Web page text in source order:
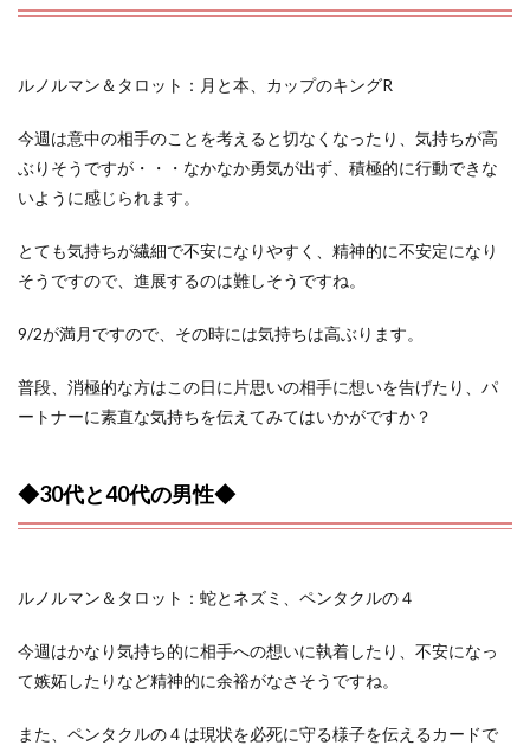
ルノルマン＆タロット：月と本、カップのキングR
今週は意中の相手のことを考えると切なくなったり、気持ちが高
ぶりそうですが・・・なかなか勇気が出ず、積極的に行動できな
いように感じられます。
とても気持ちが繊細で不安になりやすく、精神的に不安定になり
そうですので、進展するのは難しそうですね。
9/2が満月ですので、その時には気持ちは高ぶります。
普段、消極的な方はこの日に片思いの相手に想いを告げたり、パ
ートナーに素直な気持ちを伝えてみてはいかがですか？
◆30代と40代の男性◆
ルノルマン＆タロット：蛇とネズミ、ペンタクルの４
今週はかなり気持ち的に相手への想いに執着したり、不安になっ
て嫉妬したりなど精神的に余裕がなさそうですね。
また、ペンタクルの４は現状を必死に守る様子を伝えるカードで